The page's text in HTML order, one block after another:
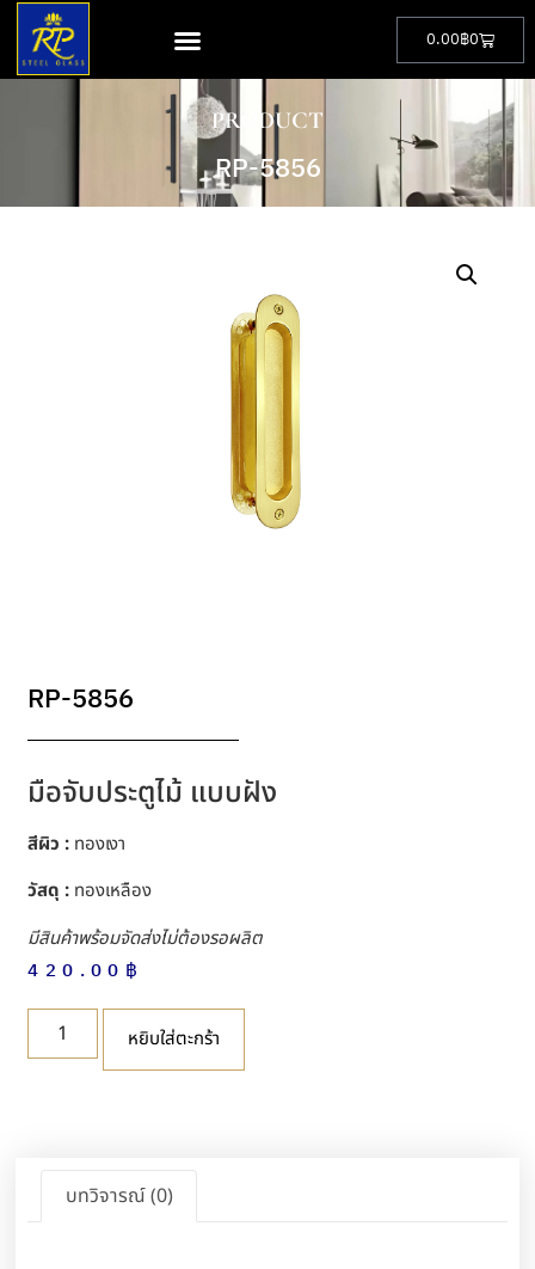
0.00฿0
PRODUCT
RP-5856
RP-5856
มือจับประตูไม้ แบบฝัง
สีผิว : ทองเงา
วัสดุ : ทองเหลือง
มีสินค้าพร้อมจัดส่งไม่ต้องรอผลิต
420.00 ฿
หยิบใส่ตะกร้า
บทวิจารณ์ (0)